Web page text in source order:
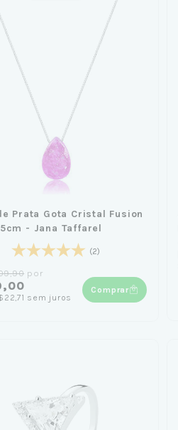
Prata Gota Cristal Fusion
- Jana Taffarel
(2)
por
sem juros
Comprar